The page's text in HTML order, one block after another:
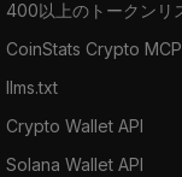
400以上のトークンリ
CoinStats Crypto MCP
llms.txt
Crypto Wallet API
Solana Wallet API